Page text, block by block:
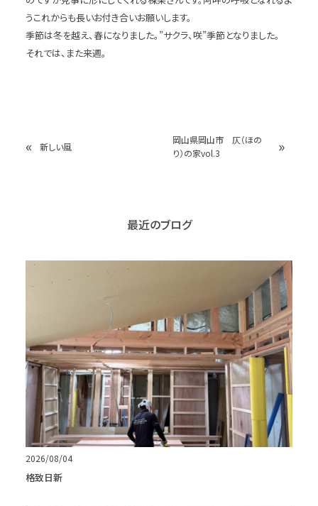
うこれからも長いお付き合いお願いします。
季節は冬を越え、春になりました。”サクラ、咲”季節となりました。
それでは、また来週。
« 新しい風
岡山県岡山市 仄（ほの
り）の家vol.3
»
最近のブログ
2026/08/04
格致日新